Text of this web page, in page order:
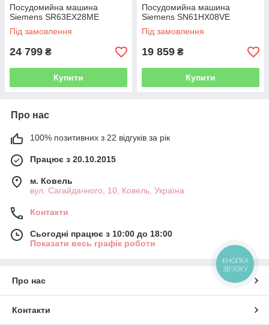
Посудомийна машина
Siemens SR63EX28ME
Під замовлення
24 799 ₴
Купити
Посудомийна машина
Siemens SN61HX08VE
Під замовлення
19 859 ₴
Купити
Про нас
100% позитивних з 22 відгуків за рік
Працює з 20.10.2015
м. Ковель
вул. Сагайдачного, 10, Ковель, Україна
Контакти
Сьогодні працює з 10:00 до 18:00
Показати весь графік роботи
Про нас
Контакти
КНОПКА
ЗВ'ЯЗКУ